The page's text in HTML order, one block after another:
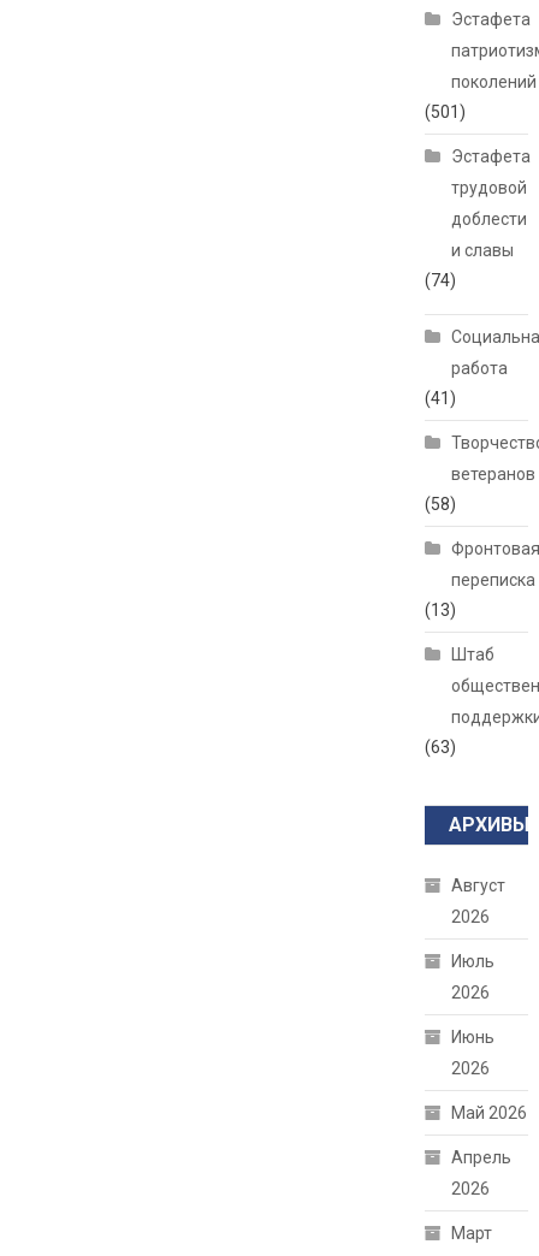
Эстафета
поколений
(501)
Эстафета
трудовой
доблести
и славы
(74)
работа
(41)
ветеранов
(58)
переписка
(13)
Штаб
(63)
АРХИВЫ
Август
2026
Июль
2026
Июнь
2026
Май 2026
Апрель
2026
Март